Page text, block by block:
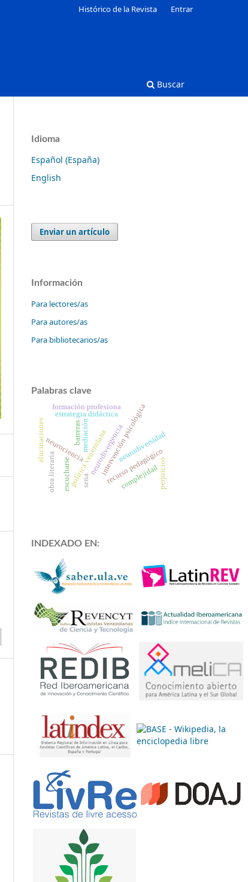
Buscar
Histórico de la Revista Entrar
Idioma
Español (España)
English
Enviar un artículo
Información
Para lectores/as
Para autores/as
Para bibliotecarios/as
Palabras clave
intervención psicológica
política venezolana
neurodivergencianeurodiversidad
neurocienciamediación
recurso pedagógico
estrategia didáctica
obra literaria complejidad
formación profesiona
sena
alucinaciones barreras
escucharse perjuicios
INDEXADO EN: